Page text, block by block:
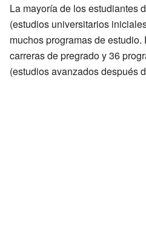
La mayoría de los estudiantes
(estudios universitarios
muchos programas de
carreras de pregrado y 36
(estudios avanzados después